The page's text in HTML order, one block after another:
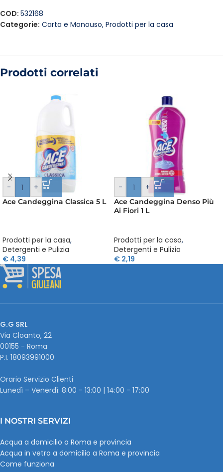
COD: 532168
Categorie: Carta e Monouso, Prodotti per la casa
Prodotti correlati
- +
Ace Candeggina Classica 5 L
Prodotti per la casa,
Detergenti e Pulizia
€ 4,39
- +
Ace Candeggina Denso Più
Ai Fiori 1 L
Prodotti per la casa,
Detergenti e Pulizia
€ 2,19
G.G SRL
Via Cloanto, 22
00155 - Roma
P.I. ‭18093991000
Orario Servizio Clienti
Lunedì – Venerdì: 8:00 - 13:00 | 14:00 - 17:00
I NOSTRI SERVIZI
Acqua a domicilio a Roma e provincia
Acqua in vetro a domicilio a Roma e provincia
Come funziona